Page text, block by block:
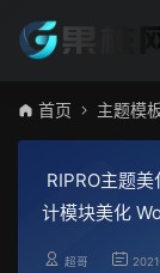
首页 主题模
RIPRO主题
计模块美化
超哥